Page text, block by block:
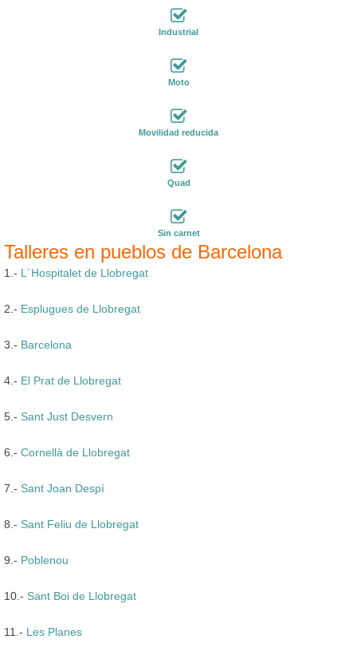
Industrial
Moto
Movilidad reducida
Quad
Sin carnet
Talleres en pueblos de Barcelona
1.- L´Hospitalet de Llobregat
2.- Esplugues de Llobregat
3.- Barcelona
4.- El Prat de Llobregat
5.- Sant Just Desvern
6.- Cornellà de Llobregat
7.- Sant Joan Despí
8.- Sant Feliu de Llobregat
9.- Poblenou
10.- Sant Boi de Llobregat
11.- Les Planes